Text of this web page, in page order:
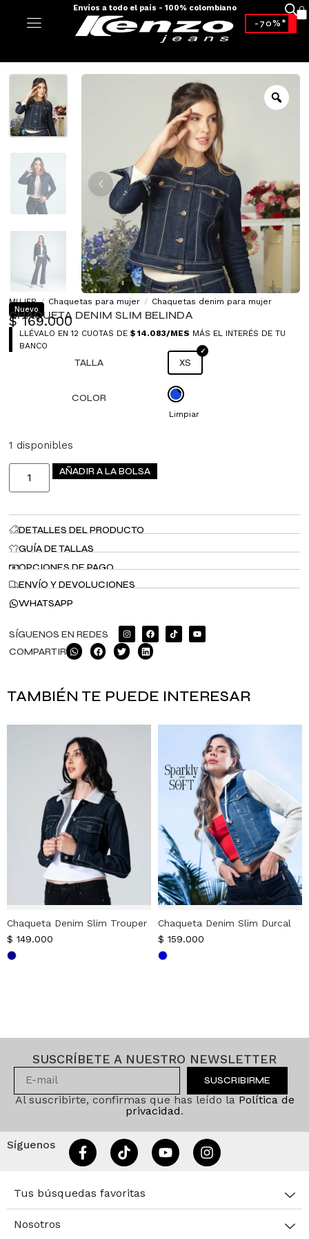
Envíos a todo el país - 100% colombiano
-70%*
MUJER / Chaquetas para mujer / Chaquetas denim para mujer
Nuevo
CHAQUETA DENIM SLIM BELINDA
$169.000
LLÉVALO EN 12 CUOTAS DE$ 14.083/MES MÁS EL INTERÉS DE TU
BANCO
TALLA XS
COLOR
Limpiar
1 disponibles
AÑADIR A LA BOLSA
DETALLES DEL PRODUCTO
GUÍA DE TALLAS
OPCIONES DE PAGO
ENVÍO Y DEVOLUCIONES
WHATSAPP
SÍGUENOS EN REDES
COMPARTIR
TAMBIÉN TE PUEDE INTERESAR
Chaqueta Denim Slim Trouper
$ 149.000
Chaqueta Denim Slim Durcal
$ 159.000
SUSCRÍBETE A NUESTRO NEWSLETTER
SUSCRIBIRME
Al suscribirte, confirmas que has leído la Política de
privacidad.
Síguenos
Tus búsquedas favoritas
Nosotros